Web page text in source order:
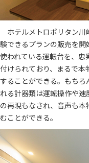
ホテルメトロポリタン川
験できるプランの販売を
使われている運転台を、
付けられており、まるで
することができる。もち
れる計器類は運転操作や
の再現もなされ、音声も
むことができる。